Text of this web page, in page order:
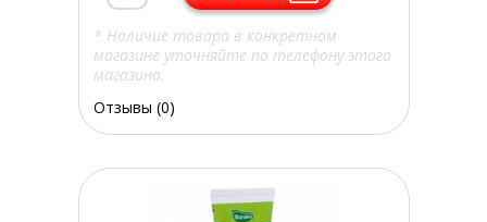
* Наличие товара в конкретном
магазине уточняйте по телефону этого
магазина.
Отзывы (0)